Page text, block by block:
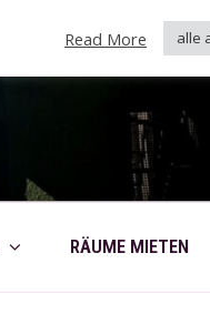
RÄUME MIETEN
Read More alle